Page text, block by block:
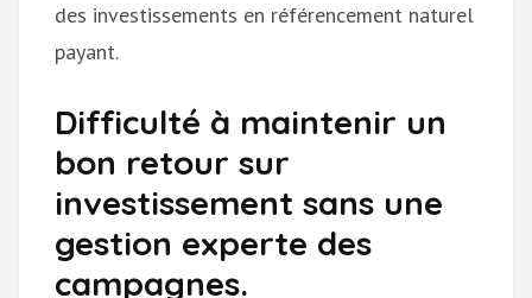
des investissements en référencement naturel
payant.
Difficulté à maintenir un
bon retour sur
investissement sans une
gestion experte des
campagnes.